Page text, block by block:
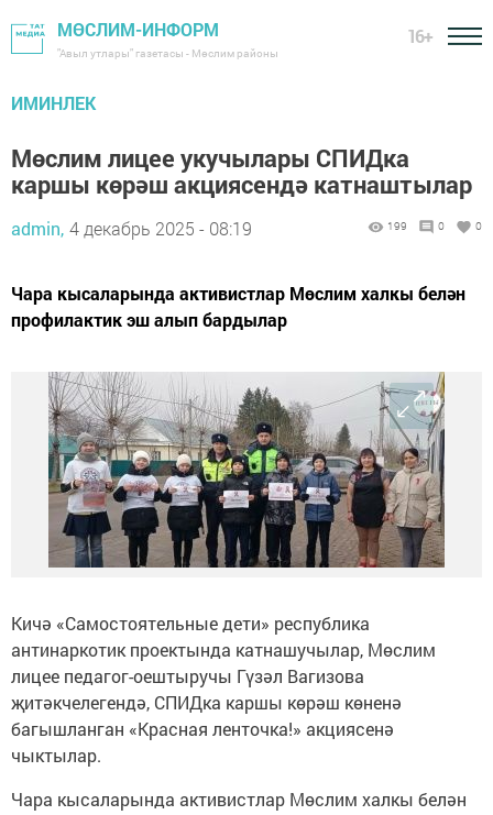
МӨСЛИМ-ИНФОРМ
"Авыл утлары" газетасы - Мөслим районы
16+
ИМИНЛЕК
Мөслим лицее укучылары СПИДка
каршы көрәш акциясендә катнаштылар
admin, 4 декабрь 2025 - 08:19 199 0 0
Чара кысаларында активистлар Мөслим халкы белән
профилактик эш алып бардылар
Кичә «Самостоятельные дети» республика
антинаркотик проектында катнашучылар, Мөслим
лицее педагог-оештыручы Гүзәл Вагизова
җитәкчелегендә, СПИДка каршы көрәш көненә
багышланган «Красная ленточка!» акциясенә
чыктылар.
Чара кысаларында активистлар Мөслим халкы белән